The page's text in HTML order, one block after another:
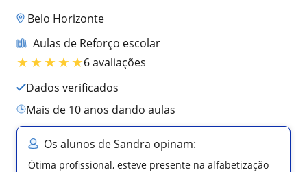
Belo Horizonte
Aulas de Reforço escolar
★★★★★6 avaliações
Dados verificados
mais de 10 anos dando aulas
Os alunos de Sandra opinam:
Ótima profissional, esteve presente na alfabetização